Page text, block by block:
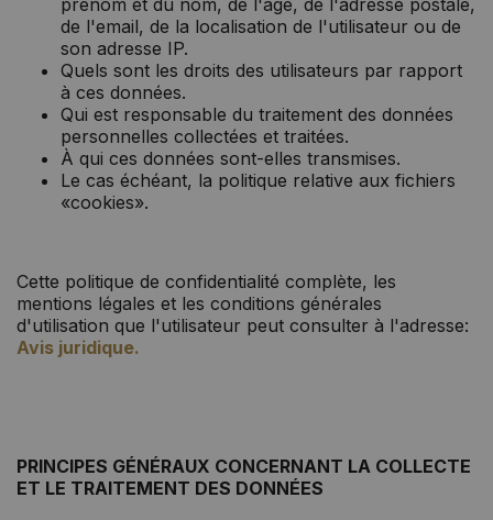
prénom et du nom, de l'âge, de l'adresse postale,
de l'email, de la localisation de l'utilisateur ou de
son adresse IP.
Quels sont les droits des utilisateurs par rapport
à ces données.
Qui est responsable du traitement des données
personnelles collectées et traitées.
À qui ces données sont-elles transmises.
Le cas échéant, la politique relative aux fichiers
«cookies».
Cette politique de confidentialité complète, les
mentions légales et les conditions générales
d'utilisation que l'utilisateur peut consulter à l'adresse:
Avis juridique.
PRINCIPES GÉNÉRAUX CONCERNANT LA COLLECTE
ET LE TRAITEMENT DES DONNÉES